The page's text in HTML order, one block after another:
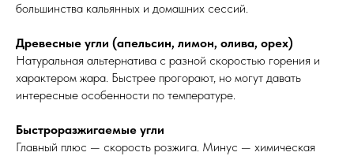
большинства кальянных и домашних сессий.
Древесные угли (апельсин, лимон, олива, орех)
Натуральная альтернатива с разной скоростью горения и
характером жара. Быстрее прогорают, но могут давать
интересные особенности по температуре.
Быстроразжигаемые угли
Главный плюс — скорость розжига. Минус — химическая